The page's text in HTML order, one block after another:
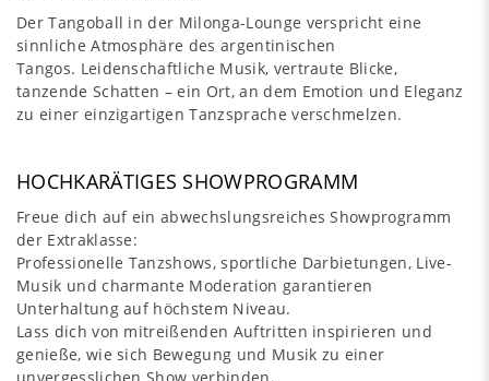
Der Tangoball in der Milonga-Lounge verspricht eine
sinnliche Atmosphäre des argentinischen
Tangos. Leidenschaftliche Musik, vertraute Blicke,
tanzende Schatten – ein Ort, an dem Emotion und Eleganz
zu einer einzigartigen Tanzsprache verschmelzen.
HOCHKARÄTIGES SHOWPROGRAMM
Freue dich auf ein abwechslungsreiches Showprogramm
der Extraklasse:
Professionelle Tanzshows, sportliche Darbietungen, Live-
Musik und charmante Moderation garantieren
Unterhaltung auf höchstem Niveau.
Lass dich von mitreißenden Auftritten inspirieren und
genieße, wie sich Bewegung und Musik zu einer